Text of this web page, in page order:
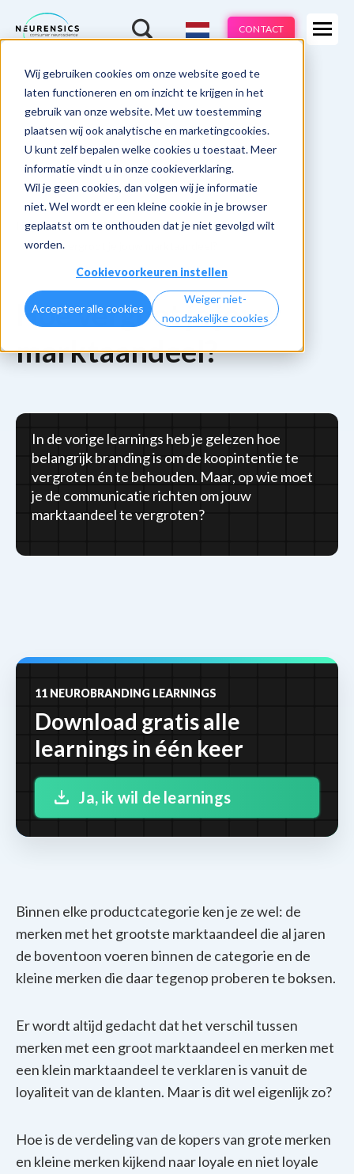
Wij gebruiken cookies om onze website goed te
laten functioneren en om inzicht te krijgen in het
gebruik van onze website. Met uw toestemming
plaatsen wij ook analytische en marketingcookies.
U kunt zelf bepalen welke cookies u toestaat. Meer
informatie vindt u in onze cookieverklaring.
Wil je geen cookies, dan volgen wij je informatie
niet. Wel wordt er een kleine cookie in je browser
geplaatst om te onthouden dat je niet gevolgd wilt
worden.
Cookievoorkeuren instellen
Accepteer alle cookies
Weiger niet-
noodzakelijke cookies
Expertises
Branches
Cases
Over ons
CONTACT
Webinar -Do 13 aug | 10:00 - 11:00u
Home
NeuroBranding Learnings
11. Hoe vergroot je jouw marktaandeel?
Hoe vergoot je jouw
marktaandeel?
In de vorige learnings heb je gelezen hoe
belangrijk branding is om de koopintentie te
vergroten én te behouden. Maar, op wie moet
je de communicatie richten om jouw
marktaandeel te vergroten?
11 NEUROBRANDING LEARNINGS
Download gratis alle
learnings in één keer
Ja, ik wil de learnings
Binnen elke productcategorie ken je ze wel: de
merken met het grootste marktaandeel die al jaren
de boventoon voeren binnen de categorie en de
kleine merken die daar tegenop proberen te boksen.
Er wordt altijd gedacht dat het verschil tussen
merken met een groot marktaandeel en merken met
een klein marktaandeel te verklaren is vanuit de
loyaliteit van de klanten. Maar is dit wel eigenlijk zo?
Hoe is de verdeling van de kopers van grote merken
en kleine merken kijkend naar loyale en niet loyale